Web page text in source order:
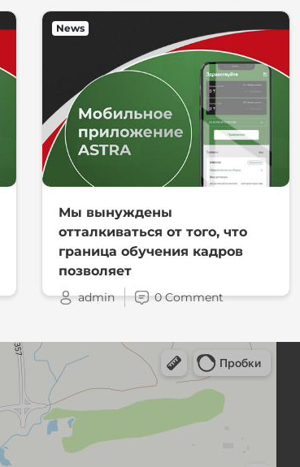
News
Мы вынуждены
отталкиваться от того, что
граница обучения кадров
позволяет
admin 0 Comment